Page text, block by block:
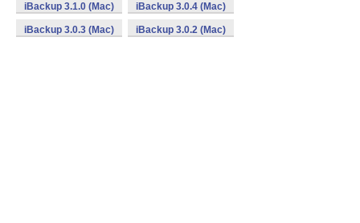
iBackup 3.1.0 (Mac) iBackup 3.0.4 (Mac)
iBackup 3.0.3 (Mac) iBackup 3.0.2 (Mac)